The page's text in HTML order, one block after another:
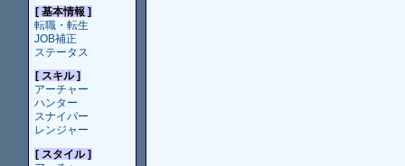
[ 基本情報 ]
転職・転生
JOB補正
ステータス
[ スキル ]
アーチャー
ハンター
スナイパー
レンジャー
[ スタイル ]